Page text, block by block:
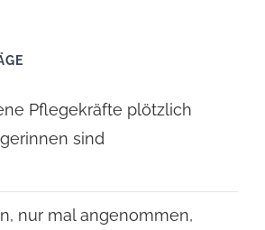
Pflegekräfte plötzlich
sind
nur mal angenommen,